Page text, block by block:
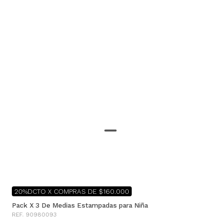
20%DCTO X COMPRAS DE $160.000
Pack X 3 De Medias Estampadas para Niña
REF. 90980093